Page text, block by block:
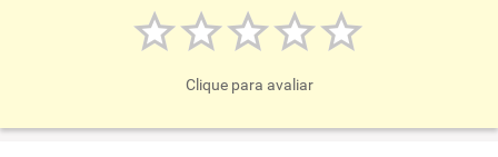
Clique para avaliar